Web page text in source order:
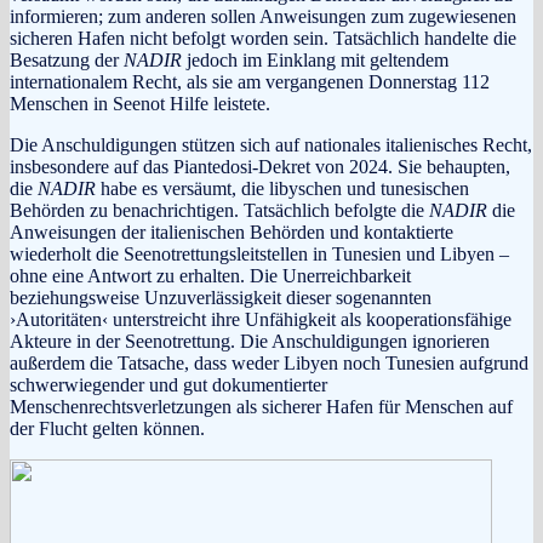
informieren; zum anderen sollen Anweisungen zum zugewiesenen
sicheren Hafen nicht befolgt worden sein. Tatsächlich handelte die
Besatzung der NADIR jedoch im Einklang mit geltendem
internationalem Recht, als sie am vergangenen Donnerstag 112
Menschen in Seenot Hilfe leistete.
Die Anschuldigungen stützen sich auf nationales italienisches Recht,
insbesondere auf das Piantedosi-Dekret von 2024. Sie behaupten,
die NADIR habe es versäumt, die libyschen und tunesischen
Behörden zu benachrichtigen. Tatsächlich befolgte die NADIR die
Anweisungen der italienischen Behörden und kontaktierte
wiederholt die Seenotrettungsleitstellen in Tunesien und Libyen –
ohne eine Antwort zu erhalten. Die Unerreichbarkeit
beziehungsweise Unzuverlässigkeit dieser sogenannten
›Autoritäten‹ unterstreicht ihre Unfähigkeit als kooperationsfähige
Akteure in der Seenotrettung. Die Anschuldigungen ignorieren
außerdem die Tatsache, dass weder Libyen noch Tunesien aufgrund
schwerwiegender und gut dokumentierter
Menschenrechtsverletzungen als sicherer Hafen für Menschen auf
der Flucht gelten können.